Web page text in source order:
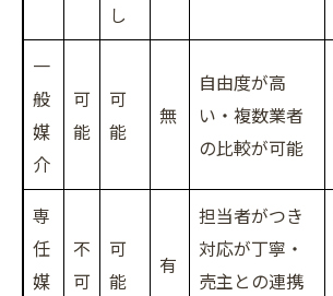
し
一
般
媒
介
可
能
可
能
無
自由度が高
い・複数業者
の比較が可能
専
任
媒
不
可
可
能
有
担当者がつき
対応が丁寧・
売主との連携